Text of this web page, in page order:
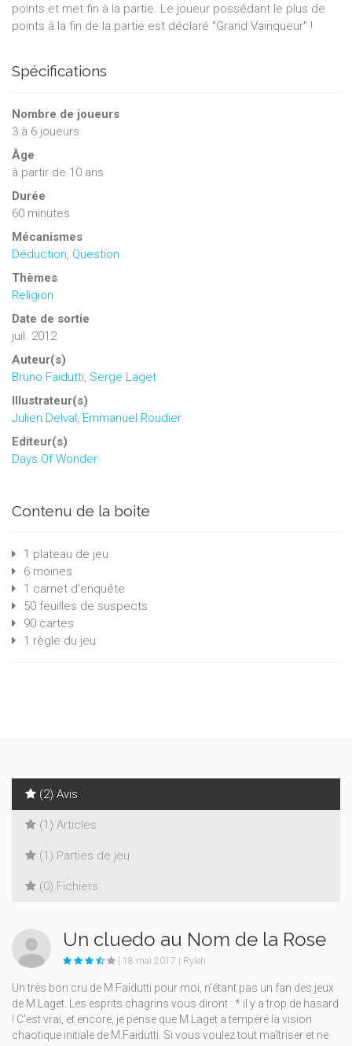
points et met fin à la partie. Le joueur possédant le plus de
points à la fin de la partie est déclaré "Grand Vainqueur" !
Spécifications
Nombre de joueurs
3 à 6 joueurs
Âge
à partir de 10 ans
Durée
60 minutes
Mécanismes
Déduction, Question
Thèmes
Religion
Date de sortie
juil. 2012
Auteur(s)
Bruno Faidutti, Serge Laget
Illustrateur(s)
Julien Delval , Emmanuel Roudier
Editeur(s)
Days Of Wonder
Contenu de la boite
1 plateau de jeu
6 moines
1 carnet d'enquête
50 feuilles de suspects
90 cartes
1 règle du jeu
(2) Avis
(1) Articles
(1) Parties de jeu
(0) Fichiers
Un cluedo au Nom de la Rose
| 18 mai 2017 | Ryleh
Un très bon cru de M.Faidutti pour moi, n'étant pas un fan des jeux
de M.Laget. Les esprits chagrins vous diront : * il y a trop de hasard
! C'est vrai, et encore, je pense que M.Laget a tempéré la vision
chaotique initiale de M.Faidutti. Si vous voulez tout maîtriser et ne